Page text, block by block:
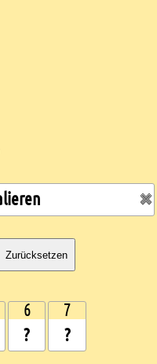
Zurücksetzen
6 7